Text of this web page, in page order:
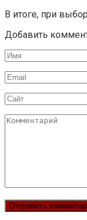
В итоге, при
Добавить
Имя
Email
Сайт
Комментарий